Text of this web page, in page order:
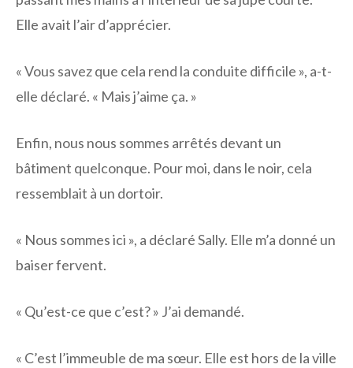
Elle avait l’air d’apprécier.
« Vous savez que cela rend la conduite difficile », a-t-
elle déclaré. « Mais j’aime ça. »
Enfin, nous nous sommes arrêtés devant un
bâtiment quelconque. Pour moi, dans le noir, cela
ressemblait à un dortoir.
« Nous sommes ici », a déclaré Sally. Elle m’a donné un
baiser fervent.
« Qu’est-ce que c’est? » J’ai demandé.
« C’est l’immeuble de ma sœur. Elle est hors de la ville